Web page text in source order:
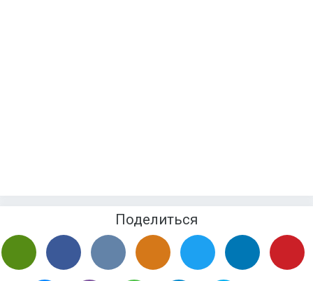
Поделиться